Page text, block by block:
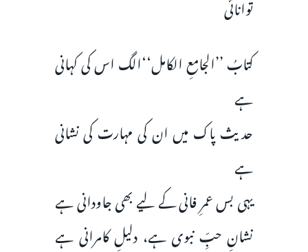
کتابُ ’’الجامعِ الکامل‘‘الگ اس کی کہانی
ہے
حدیث پاک میں ان کی مہارت کی نشانی
ہے
یہی بس عمرِ فانی کے لیے بھی جاودانی ہے
نشانِ حبِّ نبوی ہے، دلیلِ کامرانی ہے